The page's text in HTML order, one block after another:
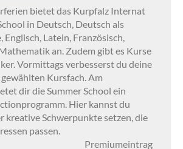
bietet das Kurpfalz Internat
in Deutsch, Deutsch als
Englisch, Latein, Französisch,
an. Zudem gibt es Kurse
Vormittags verbesserst du deine
Kursfach. Am
dir die Summer School ein
Hier kannst du
kreative Schwerpunkte setzen, die
passen.
Premiumeintrag